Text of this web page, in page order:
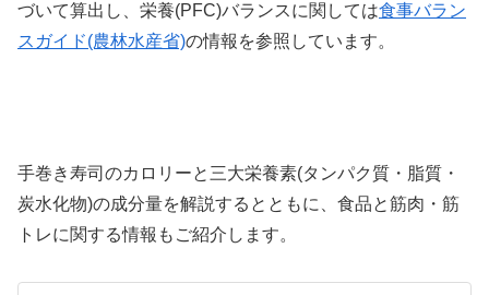
づいて算出し、栄養(PFC)バランスに関しては食事バラン
スガイド(農林水産省)の情報を参照しています。
手巻き寿司のカロリーと三大栄養素(タンパク質・脂質・
炭水化物)の成分量を解説するとともに、食品と筋肉・筋
トレに関する情報もご紹介します。